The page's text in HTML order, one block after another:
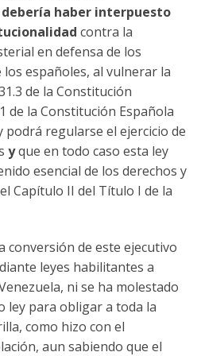
haber interpuesto
contra la
en defensa de los
españoles, al vulnerar la
de la Constitución
de la Constitución Española
regularse el ejercicio de
yque en todo caso esta ley
esencial de los derechos y
Capítulo II del Título I de la
conversión de este ejecutivo
leyes habilitantes a
ni se ha molestado
ley para obligar a toda la
como hizo con el
aun sabiendo que el